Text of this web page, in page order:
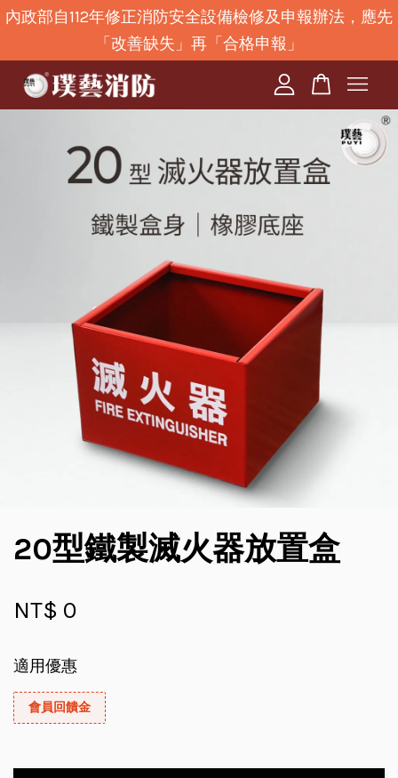
內政部自112年修正消防安全設備檢修及申報辦法，應先
「改善缺失」再「合格申報」
20型鐵製滅火器放置盒
NT$ 0
適用優惠
會員回饋金
您的購物車目前還是空的。